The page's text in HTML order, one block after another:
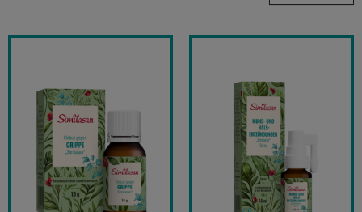
Similasan Grippe Similasan